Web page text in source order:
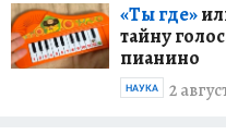
«Ты где»
тайну
пианино
2
НАУКА